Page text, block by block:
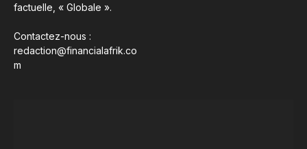
factuelle, « Globale ».
Contactez-nous :
redaction@financialafrik.co
m